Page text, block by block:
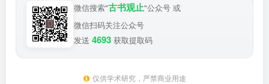
微信搜索"古书观止"公众号 或
微信扫码关注公众号
发送 4693 获取提取码
仅供学术研究，严禁商业用途